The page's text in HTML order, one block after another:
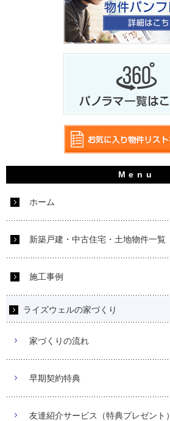
ホーム
新築戸建・中古住宅・土地物件一覧
施工事例
ライズウェルの家づくり
家づくりの流れ
早期契約特典
友達紹介サービス（特典プレゼント）